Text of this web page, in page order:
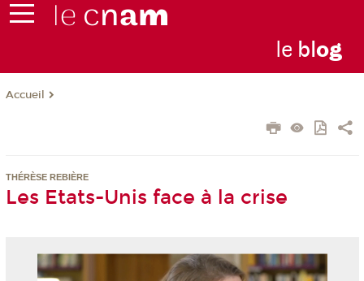
le blog
Accueil
THÉRÈSE REBIÈRE
Les Etats-Unis face à la crise